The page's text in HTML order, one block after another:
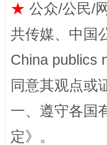
漫山遍野的桃花与雪山、
★ 公众/公民/
共传媒、中国
China publics
同意其观点或
一、遵守各国
定》。